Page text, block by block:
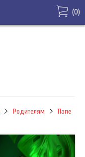
(0)
Родителям
Папе